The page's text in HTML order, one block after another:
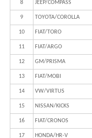
8 JEEP/COMPASS
9 TOYOTA/COROLLA
10 FIAT/TORO
11 FIAT/ARGO
12 GM/PRISMA
13 FIAT/MOBI
14 VW/VIRTUS
15 NISSAN/KICKS
16 FIAT/CRONOS
17 HONDA/HR-V